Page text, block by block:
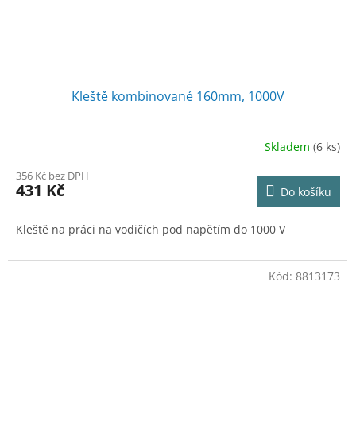
Kleště kombinované 160mm, 1000V
Skladem (6 ks)
356 Kč bez DPH
431 Kč Do košíku
Kleště na práci na vodičích pod napětím do 1000 V
Kód: 8813173